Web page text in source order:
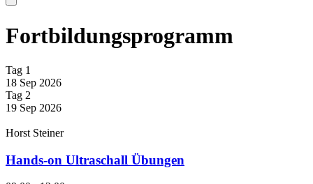
Fortbildungsprogramm
Tag 1
18 Sep 2026
Tag 2
19 Sep 2026
Horst Steiner
Hands-on Ultraschall Übungen